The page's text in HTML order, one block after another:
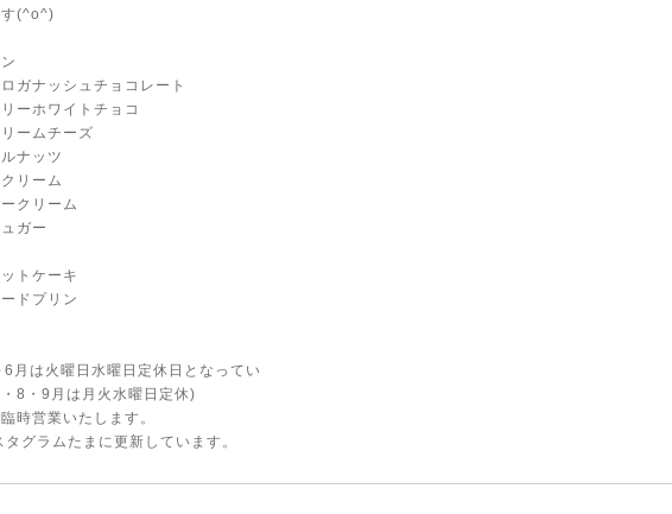
す(^o^)
ガナッシュチョコレート
ーホワイトチョコ
ームチーズ
ナッツ
リーム
クリーム
ガー
トケーキ
ドプリン
月は火曜日水曜日定休日となってい
8・9月は月火水曜日定休)
時営業いたします。
タグラムたまに更新しています。